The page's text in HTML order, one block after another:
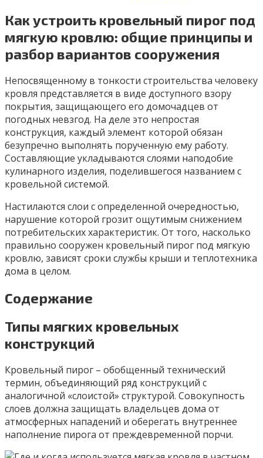
Как устроить кровельный пирог под
мягкую кровлю: общие принципы и
разбор вариантов сооружения
Непосвященному в тонкости строительства человеку
кровля представляется в виде доступного взору
покрытия, защищающего его домочадцев от
погодных невзгод. На деле это непростая
конструкция, каждый элемент которой обязан
безупречно выполнять порученную ему работу.
Составляющие укладываются слоями наподобие
кулинарного изделия, поделившегося названием с
кровельной системой.
Настилаются слои с определенной очередностью,
нарушение которой грозит ощутимым снижением
потребительских характеристик. От того, насколько
правильно сооружен кровельный пирог под мягкую
кровлю, зависят сроки службы крыши и теплотехника
дома в целом.
Содержание
Типы мягких кровельных
конструкций
Кровельный пирог – обобщенный технический
термин, объединяющий ряд конструкций с
аналогичной «слоистой» структурой. Совокупность
слоев должна защищать владельцев дома от
атмосферных нападений и оберегать внутреннее
наполнение пирога от преждевременной порчи.